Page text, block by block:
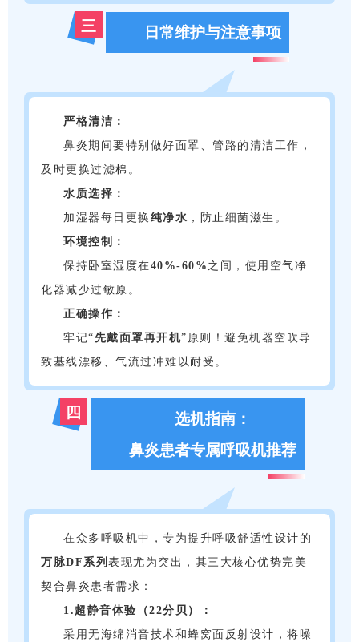
三 日常维护与注意事项
严格清洁：
鼻炎期间要特别做好面罩、管路的清洁工作，
及时更换过滤棉。
水质选择：
加湿器每日更换 纯净水 ，防止细菌滋生。
环境控制：
保持卧室湿度在40%-60% 之间，使用空气净
化器减少过敏原。
正确操作：
牢记“先戴面罩再开机”原则！避免机器空吹导
致基线漂移、气流过冲难以耐受。
四
选机指南：
鼻炎患者专属呼吸机推荐
在众多呼吸机中，专为提升呼吸舒适性设计的
万脉DF系列 表现尤为突出，其三大核心优势完美
契合鼻炎患者需求：
1.超静音体验（22分贝）：
采用无海绵消音技术和蜂窝面反射设计，将噪